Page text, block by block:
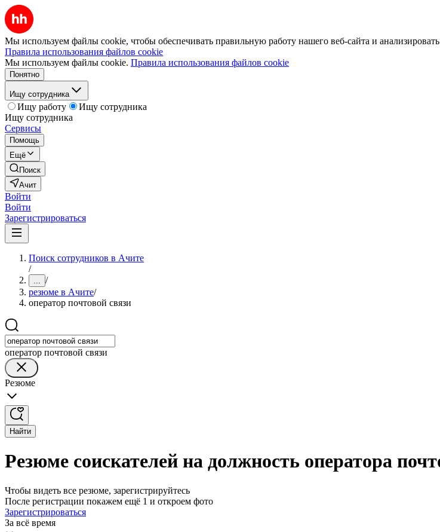
Мы используем файлы cookie, чтобы обеспечивать правильную работу нашего веб-сайта и
Правила использования файлов cookie
Мы используем файлы cookie. Правила использования файлов cookie
Понятно
Ищу сотрудника
Ищу работу
Ищу сотрудника
Ищу сотрудника
Сервисы
Помощь
Ещё
Поиск
Ачит
Войти
Войти
Зарегистрироваться
Поиск сотрудников в Ачите
/
... /
резюме в Ачите/
оператор почтовой связи
оператор почтовой связи
Резюме
Найти
Резюме соискателей на должность оператора
Чтобы видеть все резюме, зарегистрируйтесь
После регистрации покажем ещё 1 и откроем фото
Зарегистрироваться
За всё время